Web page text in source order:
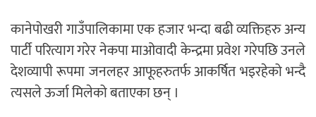
कानेपोखरी गाउँपालिकामा एक हजार भन्दा बढी व्यक्तिहरु अन्य
पार्टी परित्याग गरेर नेकपा माओवादी केन्द्रमा प्रवेश गरेपछि उनले
देशव्यापी रूपमा जनलहर आफूहरुतर्फ आकर्षित भइरहेको भन्दै
त्यसले ऊर्जा मिलेको बताएका छन् ।